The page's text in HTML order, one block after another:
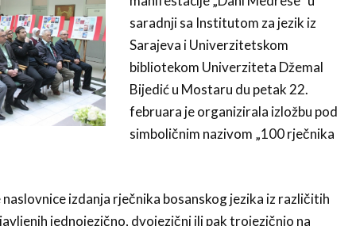
saradnji sa Institutom za jezik iz
Sarajeva i Univerzitetskom
bibliotekom Univerziteta Džemal
Bijedić u Mostaru du petak 22.
februara je organizirala izložbu pod
simboličnim nazivom „100 rječnika
izdanja rječnika bosanskog jezika iz različitih
jednojezično, dvojezični ili pak trojezičnio na